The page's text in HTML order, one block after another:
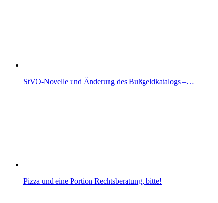
StVO-Novelle und Änderung des Bußgeldkatalogs –…
Pizza und eine Portion Rechtsberatung, bitte!